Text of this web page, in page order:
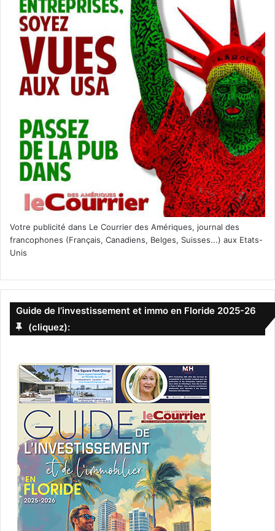
– Infliger des amendes aux résidents qui
laissent des lumières et des décorations de
Noël en place après la date limite de
l’association de propriétaires. Une fois qu’ils
aura reçu un avis, le propriétaire aura une
semaine supplémentaire pour les enlever.
– Édicter des règles pour l’intérieur de
l’espace du résident lorsqu’il n’est pas visible
depuis la rue, la maison d’un voisin et une
zone commune adjacente comme un terrain
de golf.
– Établir des règles interdisant les jardins
potagers ou les cordes à linge s’ils ne sont
adjacente comme un terrain de golf.
– Exiger l’approbation d’un système central de
climatisation, de réfrigération, de chauffage
la rue, la propriété d’un voisin et une zone
commune adjacente comme un terrain de
golf.
PUBLICITE :
Votre publicité dans Le Courrier des Amériques, journal des
francophones (Français, Canadiens, Belges, Suisses...) aux Etats-
Unis
Guide de l’investissement et immo en Floride 2025-26
(cliquez):